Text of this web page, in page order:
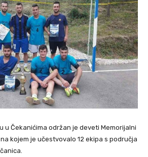
u Čekanićima održan je deveti Memorijalni
na kojem je učestvovalo 12 ekipa s područja